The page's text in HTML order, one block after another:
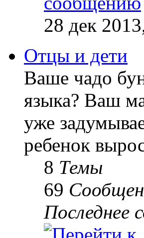
28 дек
Отцы и дети
Ваше чадо
языка? Ваш
уже
ребенок
8 Темы
69
Последнее